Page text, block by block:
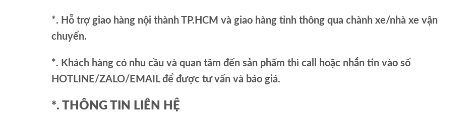
*. Hỗ trợ giao hàng nội thành TP.HCM và giao hàng tỉnh thông qua chành xe/nhà xe vận
chuyển.
*. Khách hàng có nhu cầu và quan tâm đến sản phẩm thì call hoặc nhắn tin vào số
HOTLINE/ZALO/EMAIL để được tư vấn và báo giá.
*. THÔNG TIN LIÊN HỆ